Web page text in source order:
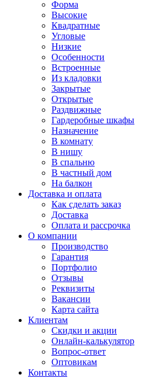
Форма
Высокие
Квадратные
Угловые
Низкие
Особенности
Встроенные
Из кладовки
Закрытые
Открытые
Раздвижные
Гардеробные шкафы
Назначение
В комнату
В нишу
В спальню
В частный дом
На балкон
Доставка и оплата
Как сделать заказ
Доставка
Оплата и рассрочка
О компании
Производство
Гарантия
Портфолио
Отзывы
Реквизиты
Вакансии
Карта сайта
Клиентам
Скидки и акции
Онлайн-калькулятор
Вопрос-ответ
Оптовикам
Контакты